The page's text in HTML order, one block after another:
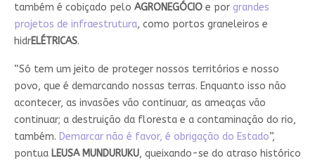
também é cobiçado pelo AGRONEGÓCIOe por grandes
projetos de infraestrutura, como portos graneleiros e
hidrELÉTRICAS.
“Só tem um jeito de proteger nossos territórios e nosso
povo, que é demarcando nossas terras. Enquanto isso não
acontecer, as invasões vão continuar, as ameaças vão
continuar; a destruição da floresta e a contaminação do rio,
também. Demarcar não é favor, é obrigação do Estado”,
pontuaLEUSA MUNDURUKU, queixando-se do atraso histórico